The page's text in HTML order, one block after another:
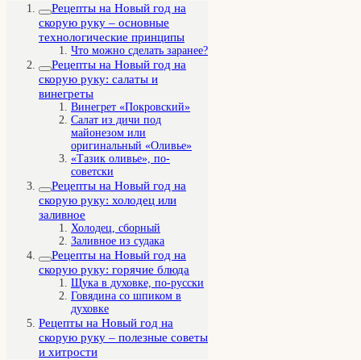
Рецепты на Новый год на
скорую руку – основные
технологические принципы
Что можно сделать заранее?
Рецепты на Новый год на
скорую руку: салаты и
винегреты
Винегрет «Покровский»
Салат из дичи под
майонезом или
оригинальный «Оливье»
«Тазик оливье», по-
советски
Рецепты на Новый год на
скорую руку: холодец или
заливное
Холодец, сборный
Заливное из судака
Рецепты на Новый год на
скорую руку: горячие блюда
Щука в духовке, по-русски
Говядина со шпиком в
духовке
Рецепты на Новый год на
скорую руку – полезные советы
и хитрости